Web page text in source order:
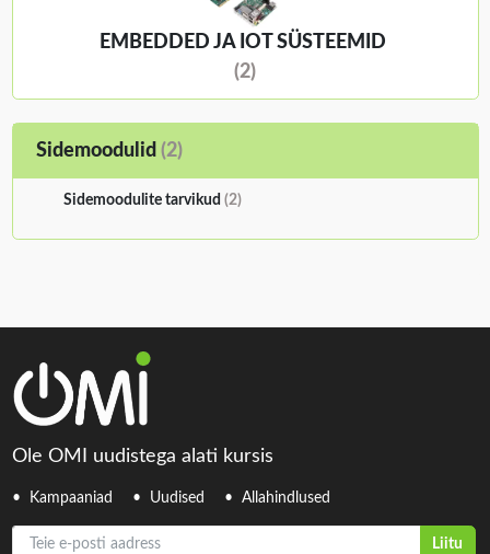
EMBEDDED JA IOT SÜSTEEMID
(2)
Sidemoodulid (2)
Sidemoodulite tarvikud (2)
Ole OMI uudistega alati kursis
Kampaaniad Uudised Allahindlused
Teie e-posti aadress
Liitu